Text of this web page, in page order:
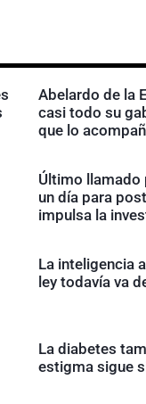
Abelardo de la
casi todo su
que lo
Último llamado
un día para
impulsa la
La inteligencia
ley todavía va
La diabetes
estigma sigue